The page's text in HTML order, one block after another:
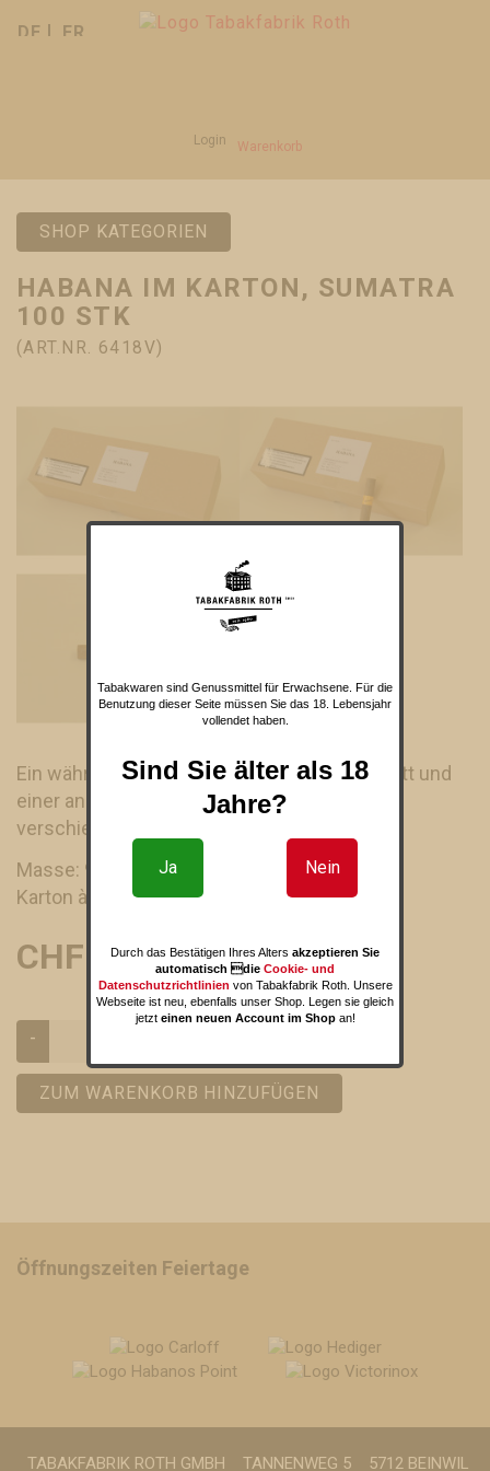
DE FR
Login Warenkorb
SHOP KATEGORIEN
HABANA IM KARTON, SUMATRA
100 STK
(ART.NR. 6418V)
Ein währschafter Stumpen mit Java-Deckblatt und
einer angenehmen Mischung aus Tabaken
verschiedener Provenienzen.
Masse: 90 x 13 mm
Karton à 100 Stk
CHF 91.00 (98.00 CHF)
-
ZUM WARENKORB HINZUFÜGEN
Öffnungszeiten Feiertage
TABAKFABRIK ROTH GMBH TANNENWEG 5 5712 BEINWIL
Tabakwaren sind Genussmittel für Erwachsene. Für die
Benutzung dieser Seite müssen Sie das 18. Lebensjahr
vollendet haben.
Sind Sie älter als 18
Jahre?
Ja Nein
Durch das Bestätigen Ihres Alters akzeptieren Sie
automatisch die Cookie- und
Datenschutzrichtlinien von Tabakfabrik Roth. Unsere
Webseite ist neu, ebenfalls unser Shop. Legen sie gleich
jetzt einen neuen Account im Shopan!